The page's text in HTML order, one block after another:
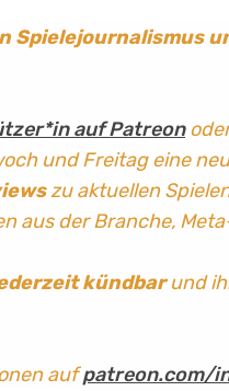
Spielejournalismus
auf Patreon
und Freitag eine
zu aktuellen
aus der Branche,
kündbarund
aufpatreon.com/